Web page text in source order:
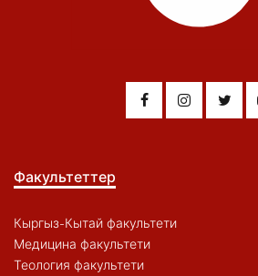
Факультеттер
Кыргыз-Кытай факультети
Медицина факультети
Теология факультети